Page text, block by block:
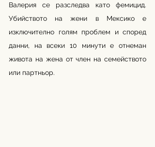
Валерия се разследва като фемицид.
Убийството на жени в Мексико е
изключително голям проблем и според
данни, на всеки 10 минути е отнеман
живота на жена от член на семейството
или партньор.